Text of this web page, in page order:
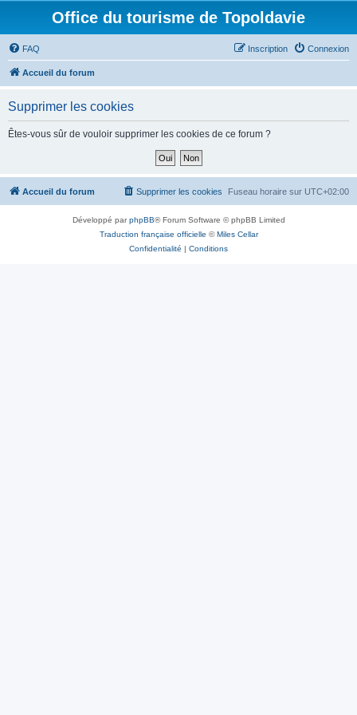
Office du tourisme de Topoldavie
FAQ Connexion
Inscription
Accueil du forum
Supprimer les cookies
Êtes-vous sûr de vouloir supprimer les cookies de ce forum ?
Accueil du forum Fuseau horaire sur UTC+02:00
Supprimer les cookies
Développé parphpBB® Forum Software © phpBB Limited
Traduction française officielle ©Miles Cellar
Confidentialité | Conditions